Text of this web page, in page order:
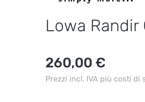
Lowa Randir
Prezzo normale:
260,00 €
Prezzi incl. IVA più costi di